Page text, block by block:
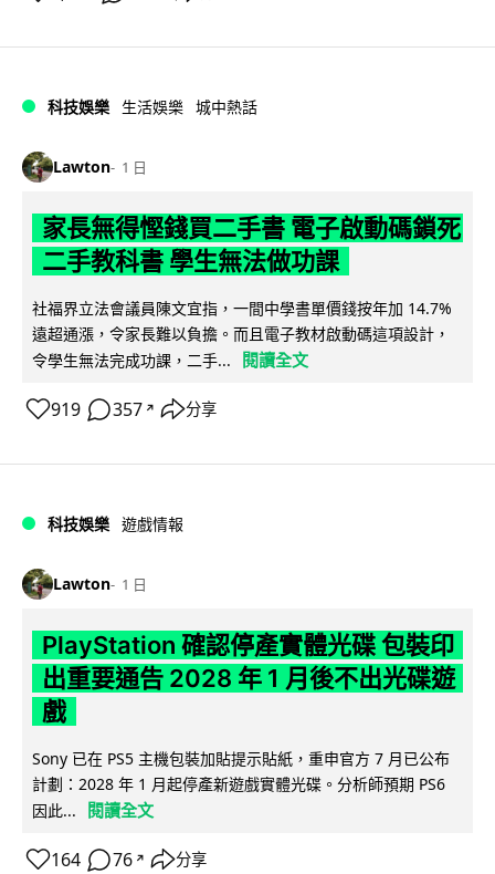
科技娛樂 生活娛樂 城中熱話
Lawton 1 日
家長無得慳錢買二手書 電子啟動碼鎖死
二手教科書 學生無法做功課
社福界立法會議員陳文宜指，一間中學書單價錢按年加 14.7%
遠超通漲，令家長難以負擔。而且電子教材啟動碼這項設計，
令學生無法完成功課，二手...
閱讀全文
919 357 ↗ 分享
科技娛樂 遊戲情報
Lawton 1 日
PlayStation 確認停產實體光碟 包裝印
出重要通告 2028 年 1 月後不出光碟遊
戲
Sony 已在 PS5 主機包裝加貼提示貼紙，重申官方 7 月已公布
計劃：2028 年 1 月起停產新遊戲實體光碟。分析師預期 PS6
因此...
閱讀全文
164 76 ↗ 分享